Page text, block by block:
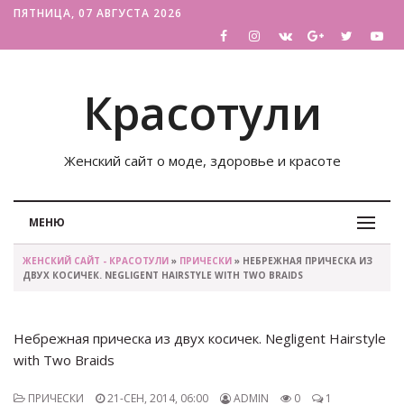
ПЯТНИЦА, 07 АВГУСТА 2026
Красотули
Женский сайт о моде, здоровье и красоте
МЕНЮ
ЖЕНСКИЙ САЙТ - КРАСОТУЛИ » ПРИЧЕСКИ » НЕБРЕЖНАЯ ПРИЧЕСКА ИЗ
ДВУХ КОСИЧЕК. NEGLIGENT HAIRSTYLE WITH TWO BRAIDS
Небрежная прическа из двух косичек. Negligent Hairstyle
with Two Braids
ПРИЧЕСКИ 21-СЕН, 2014, 06:00 ADMIN 0 1